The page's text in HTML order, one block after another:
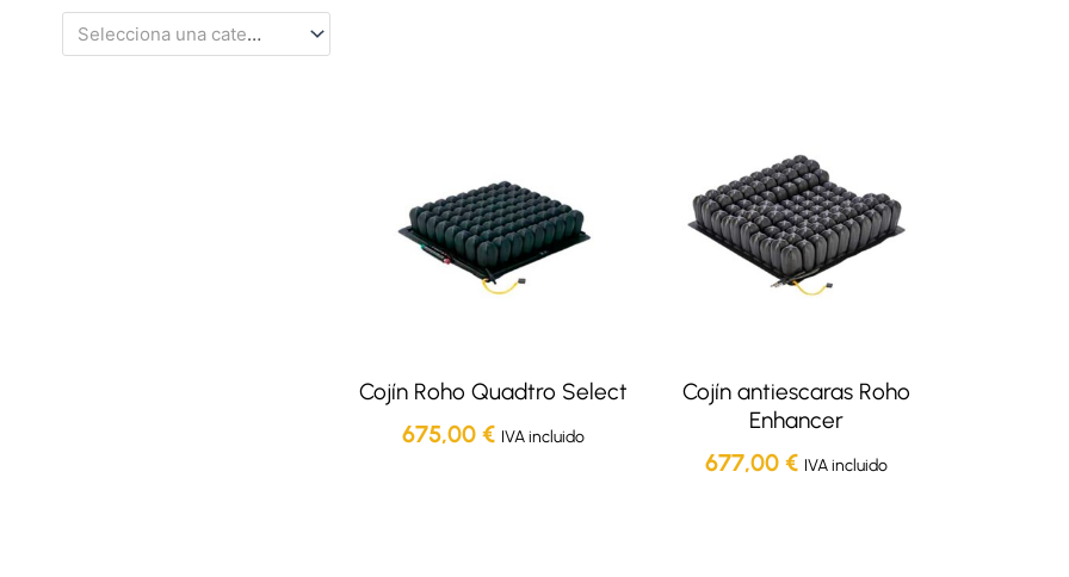
Selecciona una categoría
Cojín Roho Quadtro Select
675,00€ IVA incluido
Cojín antiescaras Roho
Enhancer
677,00 € IVA incluido